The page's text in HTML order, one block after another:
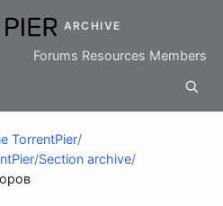
ARCHIVE
Forums Resources Members
TorrentPier/
/Section archive/